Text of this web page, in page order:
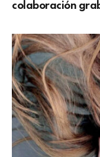
colaboración